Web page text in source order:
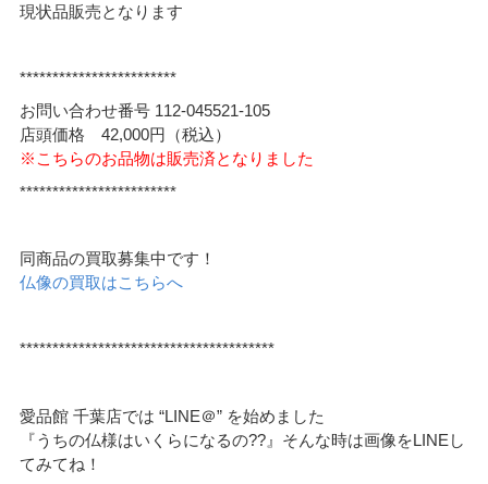
現状品販売となります
************************
お問い合わせ番号 112-045521-105
店頭価格 42,000円（税込）
※こちらのお品物は販売済となりました
************************
同商品の買取募集中です！
仏像の買取はこちらへ
***************************************
愛品館 千葉店では “LINE＠” を始めました
『うちの仏様はいくらになるの??』そんな時は画像をLINEし
てみてね！